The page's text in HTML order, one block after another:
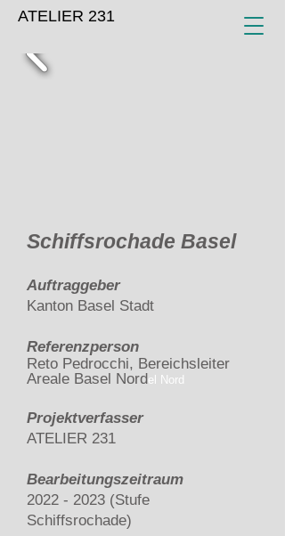
ATELIER 231
Schiffsrochade Basel
Auftraggeber
Kanton Basel Stadt
Referenzperson
Reto Pedrocchi, Bereichsleiter
Areale Basel Nordel Nord
Projektverfasser
ATELIER 231
Bearbeitungszeitraum
2022 - 2023 (Stufe
Schiffsrochade)